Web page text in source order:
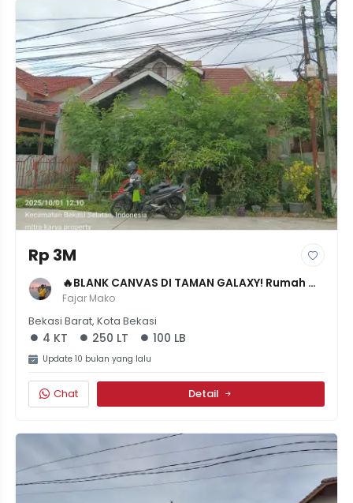
Rp 3M
🔥BLANK CANVAS DI TAMAN GALAXY! Rumah
Bahan LT 250, Siap Renovasi Sesuai
Imajinasimu - Nego!
Fajar Mako
Bekasi Barat, Kota Bekasi
4 KT 250 LT 100 LB
Update 10 bulan yang lalu
Chat Detail